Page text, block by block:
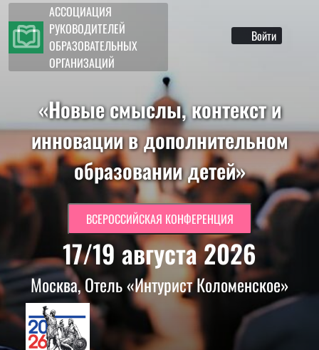
АССОЦИАЦИЯ
РУКОВОДИТЕЛЕЙ
ОБРАЗОВАТЕЛЬНЫХ
ОРГАНИЗАЦИЙ
Войти
«Новые смыслы, контекст и
инновации в дополнительном
образовании детей»
ВСЕРОССИЙСКАЯ КОНФЕРЕНЦИЯ
17/19 августа 2026
Москва, Отель «Интурист Коломенское»